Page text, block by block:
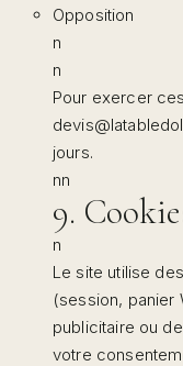
Opposition
n
n
Pour exercer
jours.
nn
9.
n
Le site utilise
(session, panier
publicitaire ou
votre